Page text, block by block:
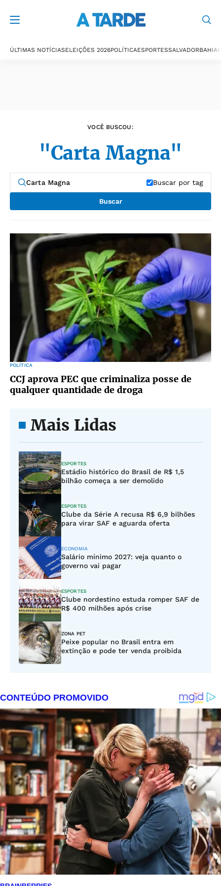
ÚLTIMAS NOTÍCIASELEIÇÕES 2026POLÍTICAESPORTESSALVADORBAHIA
VOCÊ BUSCOU:
"Carta Magna"
Buscar por tag
Buscar
POLÍTICA
CCJ aprova PEC que criminaliza posse de
qualquer quantidade de droga
Mais Lidas
ESPORTES
Estádio histórico do Brasil de R$ 1,5
bilhão começa a ser demolido
ESPORTES
Clube da Série A recusa R$ 6,9 bilhões
para virar SAF e aguarda oferta
ECONOMIA
Salário mínimo 2027: veja quanto o
governo vai pagar
ESPORTES
Clube nordestino estuda romper SAF de
R$ 400 milhões após crise
ZONA PET
Peixe popular no Brasil entra em
extinção e pode ter venda proibida